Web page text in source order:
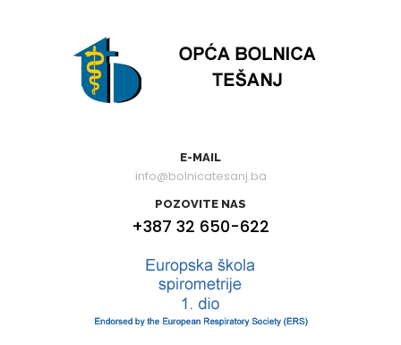
E-MAIL
info@bolnicatesanj.ba
POZOVITE NAS
+387 32 650-622